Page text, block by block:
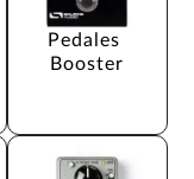
Pedales
Booster